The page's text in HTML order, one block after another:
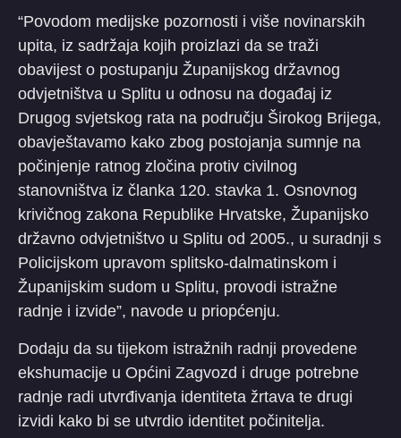
“Povodom medijske pozornosti i više novinarskih
upita, iz sadržaja kojih proizlazi da se traži
obavijest o postupanju Županijskog državnog
odvjetništva u Splitu u odnosu na događaj iz
Drugog svjetskog rata na području Širokog Brijega,
obavještavamo kako zbog postojanja sumnje na
počinjenje ratnog zločina protiv civilnog
stanovništva iz članka 120. stavka 1. Osnovnog
krivičnog zakona Republike Hrvatske, Županijsko
državno odvjetništvo u Splitu od 2005., u suradnji s
Policijskom upravom splitsko-dalmatinskom i
Županijskim sudom u Splitu, provodi istražne
radnje i izvide”, navode u priopćenju.
Dodaju da su tijekom istražnih radnji provedene
ekshumacije u Općini Zagvozd i druge potrebne
radnje radi utvrđivanja identiteta žrtava te drugi
izvidi kako bi se utvrdio identitet počinitelja.